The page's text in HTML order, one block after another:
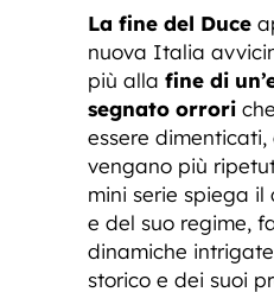
La fine del Duce
nuova Italia
più alla fine di
segnato orrori
essere
vengano più
mini serie spiega il
e del suo regime,
dinamiche
storico e dei suoi